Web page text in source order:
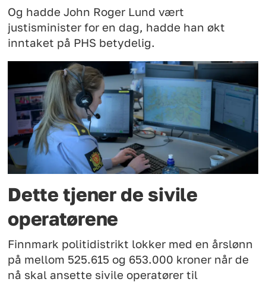
Og hadde John Roger Lund vært
justisminister for en dag, hadde han økt
inntaket på PHS betydelig.
Dette tjener de sivile
operatørene
Finnmark politidistrikt lokker med en årslønn
på mellom 525.615 og 653.000 kroner når de
nå skal ansette sivile operatører til